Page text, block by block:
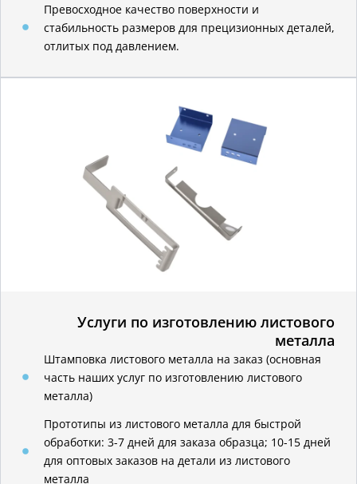
Превосходное качество поверхности и
стабильность размеров для прецизионных деталей,
отлитых под давлением.
Услуги по изготовлению листового
металла
Штамповка листового металла на заказ (основная
часть наших услуг по изготовлению листового
металла)
Прототипы из листового металла для быстрой
обработки: 3-7 дней для заказа образца; 10-15 дней
для оптовых заказов на детали из листового
металла